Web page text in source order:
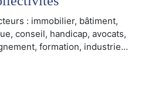
: immobilier, bâtiment,
conseil, handicap, avocats,
formation, industrie...